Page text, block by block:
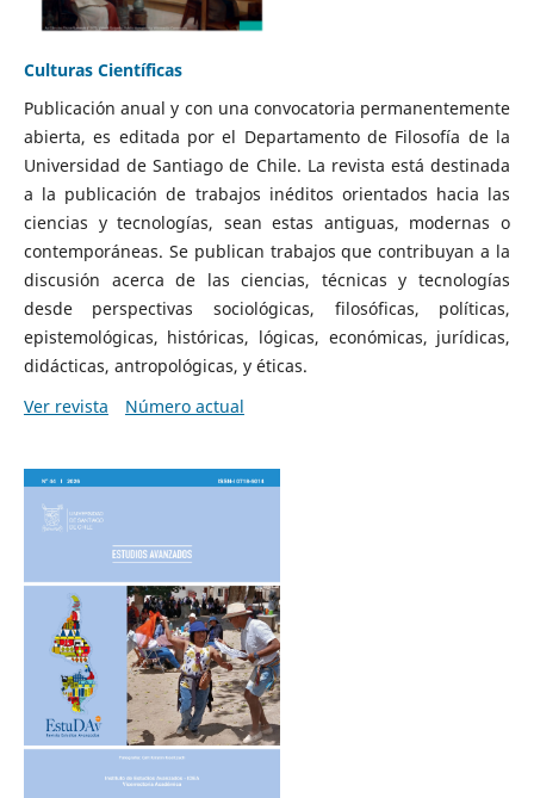
Culturas Científicas
Publicación anual y con una convocatoria permanentemente
abierta, es editada por el Departamento de Filosofía de la
Universidad de Santiago de Chile. La revista está destinada
a la publicación de trabajos inéditos orientados hacia las
ciencias y tecnologías, sean estas antiguas, modernas o
contemporáneas. Se publican trabajos que contribuyan a la
discusión acerca de las ciencias, técnicas y tecnologías
desde perspectivas sociológicas, filosóficas, políticas,
epistemológicas, históricas, lógicas, económicas, jurídicas,
didácticas, antropológicas, y éticas.
Ver revista
Número actual